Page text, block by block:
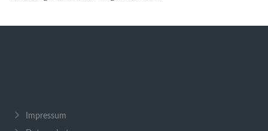
Impressum